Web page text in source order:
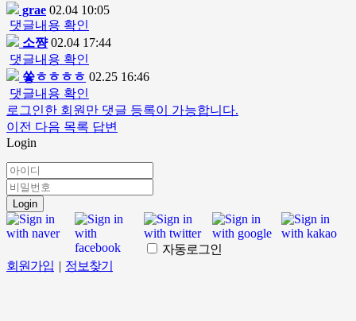
grae 02.04 10:05
댓글내용 확인
소쨩 02.04 17:44
댓글내용 확인
쏳ㅎㅎㅎㅎ 02.25 16:46
댓글내용 확인
로그인한 회원만 댓글 등록이 가능합니다.
이전 다음 목록 답변
Login
Login
자동로그인
회원가입 | 정보찾기